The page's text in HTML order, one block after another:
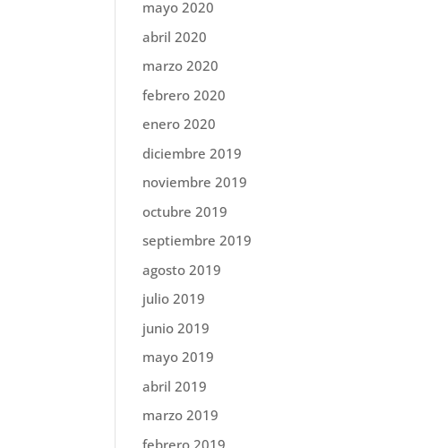
mayo 2020
abril 2020
marzo 2020
febrero 2020
enero 2020
diciembre 2019
noviembre 2019
octubre 2019
septiembre 2019
agosto 2019
julio 2019
junio 2019
mayo 2019
abril 2019
marzo 2019
febrero 2019